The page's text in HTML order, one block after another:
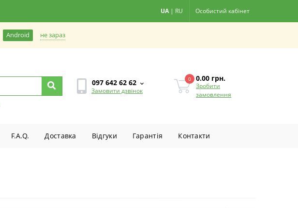
UA | RU Особистий кабінет
Android не зараз
097 642 62 62
Замовити дзвінок
0 0.00 грн.
Зробити
замовлення
F.A.Q. Доставка Вiдгуки Гарантiя Контакти